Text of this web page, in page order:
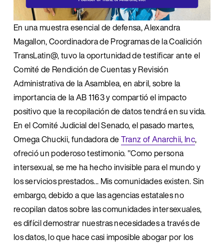
En una muestra esencial de defensa, Alexandra
Magallon, Coordinadora de Programas de la Coalición
TransLatin@, tuvo la oportunidad de testificar ante el
Comité de Rendición de Cuentas y Revisión
Administrativa de la Asamblea, en abril, sobre la
importancia de la AB 1163 y compartió el impacto
positivo que la recopilación de datos tendrá en su vida.
En el Comité Judicial del Senado, el pasado martes,
Omega Chuckii, fundadora de Tranz of Anarchii, Inc,
ofreció un poderoso testimonio. "Como persona
intersexual, se me ha hecho invisible para el mundo y
los servicios prestados... Mis comunidades existen. Sin
embargo, debido a que las agencias estatales no
recopilan datos sobre las comunidades intersexuales,
es difícil demostrar nuestras necesidades a través de
los datos, lo que hace casi imposible abogar por los